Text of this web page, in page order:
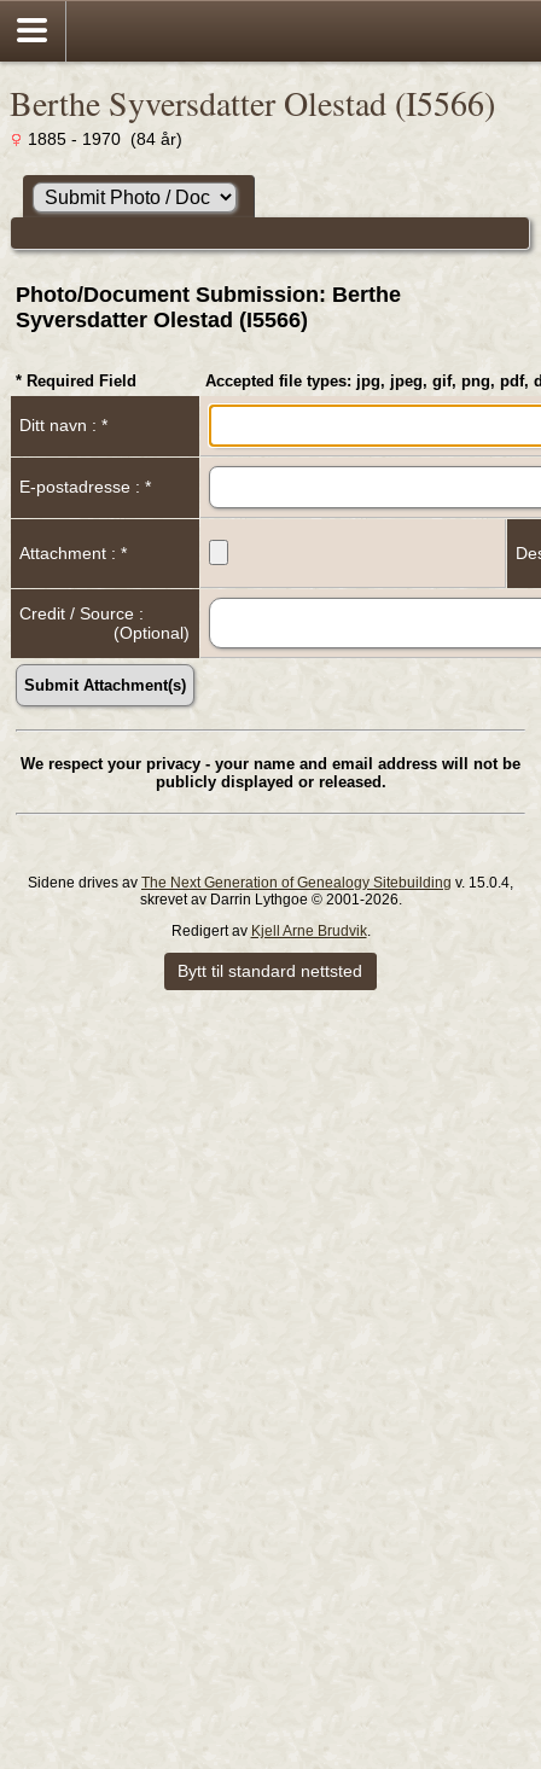
Berthe Syversdatter Olestad (I5566)
1885 - 1970 (84 år)
Photo/Document Submission: Berthe
Syversdatter Olestad (I5566)
* Required Field Accepted file types: jpg, jpeg, gif, png, pdf,
Ditt navn : *
E-postadresse : *
Attachment : *
Credit / Source :
(Optional)
We respect your privacy - your name and email address will not be
publicly displayed or released.
Sidene drives av The Next Generation of Genealogy Sitebuilding v. 15.0.4,
skrevet av Darrin Lythgoe © 2001-2026.
Redigert av Kjell Arne Brudvik.
Bytt til standard nettsted